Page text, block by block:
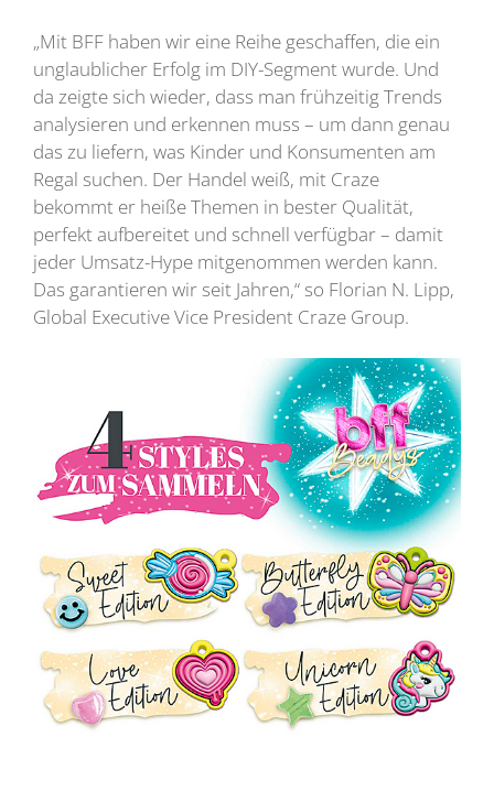
„Mit BFF haben wir eine Reihe geschaffen, die ein
unglaublicher Erfolg im DIY-Segment wurde. Und
da zeigte sich wieder, dass man frühzeitig Trends
analysieren und erkennen muss – um dann genau
das zu liefern, was Kinder und Konsumenten am
Regal suchen. Der Handel weiß, mit Craze
bekommt er heiße Themen in bester Qualität,
perfekt aufbereitet und schnell verfügbar – damit
jeder Umsatz-Hype mitgenommen werden kann.
Das garantieren wir seit Jahren,“ so Florian N. Lipp,
Global Executive Vice President Craze Group.